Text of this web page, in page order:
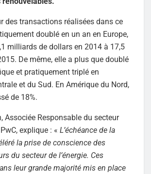
des transactions réalisées dans ce
doublé en un an en Europe,
milliards de dollars en 2014 à 17,5
De même, elle a plus que doublé
et pratiquement triplé en
et du Sud. En Amérique du Nord,
de 18%.
Associée Responsable du secteur
explique : « L’échéance de la
la prise de conscience des
du secteur de l’énergie. Ces
leur grande majorité mis en place